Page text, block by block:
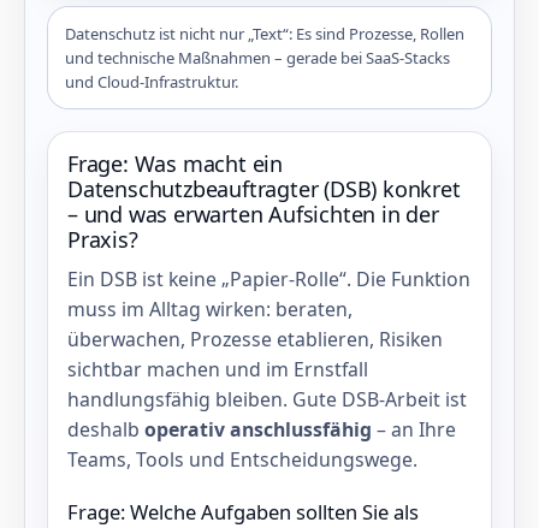
Datenschutz ist nicht nur „Text“: Es sind Prozesse, Rollen
und technische Maßnahmen – gerade bei SaaS‑Stacks
und Cloud‑Infrastruktur.
Frage: Was macht ein
Datenschutzbeauftragter (DSB) konkret
– und was erwarten Aufsichten in der
Praxis?
Ein DSB ist keine „Papier‑Rolle“. Die Funktion
muss im Alltag wirken: beraten,
überwachen, Prozesse etablieren, Risiken
sichtbar machen und im Ernstfall
handlungsfähig bleiben. Gute DSB‑Arbeit ist
deshalb operativ anschlussfähig – an Ihre
Teams, Tools und Entscheidungswege.
Frage: Welche Aufgaben sollten Sie als